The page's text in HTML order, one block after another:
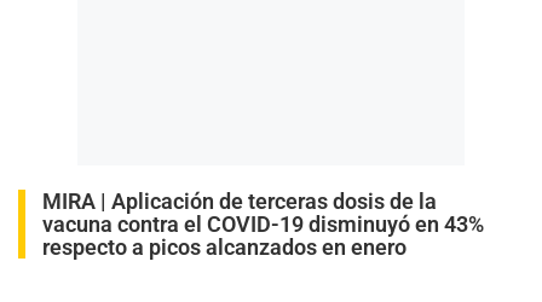
MIRA | Aplicación de terceras dosis de la
vacuna contra el COVID-19 disminuyó en 43%
respecto a picos alcanzados en enero